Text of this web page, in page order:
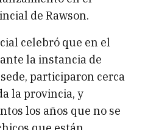
de Rawson.
celebró que en el
la instancia de
participaron cerca
la provincia, y
los años que no se